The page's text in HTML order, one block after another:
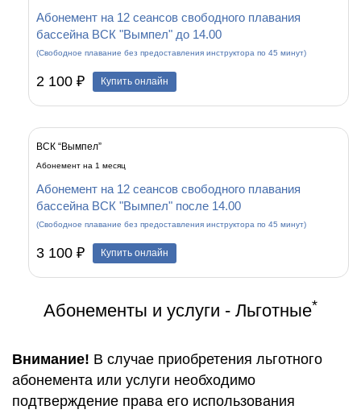
Абонемент на 12 сеансов свободного плавания
бассейна ВСК "Вымпел" до 14.00
(Свободное плавание без предоставления инструктора по 45 минут)
2 100 ₽ Купить онлайн
ВСК “Вымпел”
Абонемент на 1 месяц
Абонемент на 12 сеансов свободного плавания
бассейна ВСК "Вымпел" после 14.00
(Свободное плавание без предоставления инструктора по 45 минут)
3 100 ₽ Купить онлайн
Абонементы и услуги - Льготные*
Внимание! В случае приобретения льготного
абонемента или услуги необходимо
подтверждение права его использования